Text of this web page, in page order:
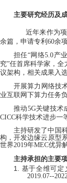
主要研究经历及
近年来作为
余篇，申请专利60余
担任“网络5.0产
究”任首席科学家，
议架构，相关成果入
开展算力网络技
业互联网下算力任务
推动5G关键技术
CICC科学技术进步一
主持研发了中国
构，开发边缘云原型
世界2019年MEC优异
主持承担的主要
1. 基于全维可定
2019.07--